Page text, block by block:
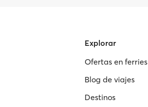
Explorar
Ofertas en ferries
Blog de viajes
Destinos